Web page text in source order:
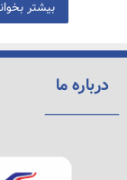
بیشتر
درباره ما